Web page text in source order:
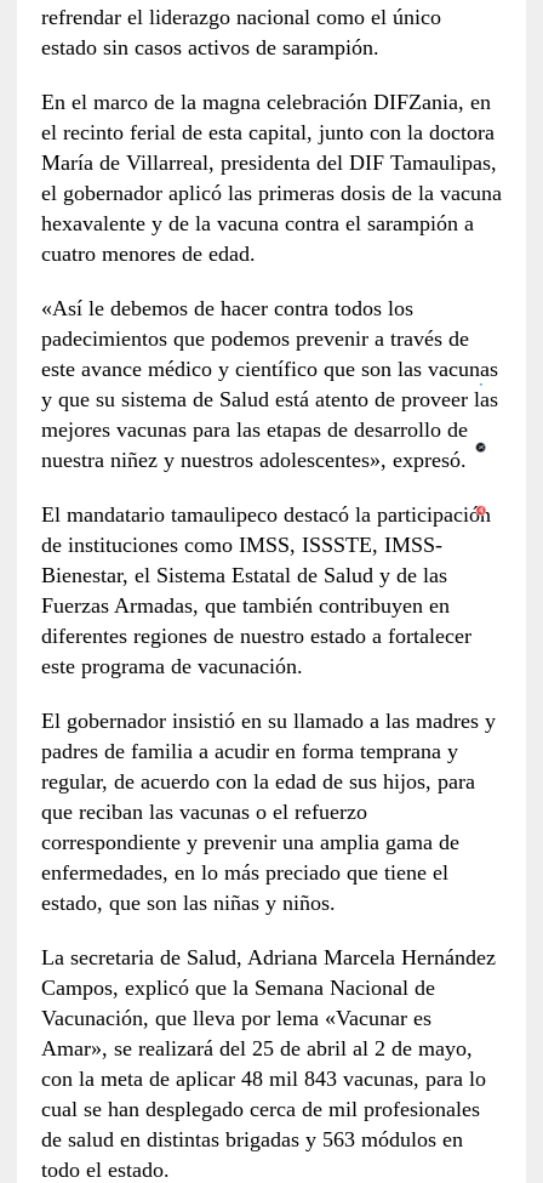
refrendar el liderazgo nacional como el único
estado sin casos activos de sarampión.
En el marco de la magna celebración DIFZania, en
el recinto ferial de esta capital, junto con la doctora
María de Villarreal, presidenta del DIF Tamaulipas,
el gobernador aplicó las primeras dosis de la vacuna
hexavalente y de la vacuna contra el sarampión a
cuatro menores de edad.
«Así le debemos de hacer contra todos los
padecimientos que podemos prevenir a través de
este avance médico y científico que son las vacunas
y que su sistema de Salud está atento de proveer las
mejores vacunas para las etapas de desarrollo de
nuestra niñez y nuestros adolescentes», expresó.
El mandatario tamaulipeco destacó la participación
de instituciones como IMSS, ISSSTE, IMSS-
Bienestar, el Sistema Estatal de Salud y de las
Fuerzas Armadas, que también contribuyen en
diferentes regiones de nuestro estado a fortalecer
este programa de vacunación.
El gobernador insistió en su llamado a las madres y
padres de familia a acudir en forma temprana y
regular, de acuerdo con la edad de sus hijos, para
que reciban las vacunas o el refuerzo
correspondiente y prevenir una amplia gama de
enfermedades, en lo más preciado que tiene el
estado, que son las niñas y niños.
La secretaria de Salud, Adriana Marcela Hernández
Campos, explicó que la Semana Nacional de
Vacunación, que lleva por lema «Vacunar es
Amar», se realizará del 25 de abril al 2 de mayo,
con la meta de aplicar 48 mil 843 vacunas, para lo
cual se han desplegado cerca de mil profesionales
de salud en distintas brigadas y 563 módulos en
todo el estado.